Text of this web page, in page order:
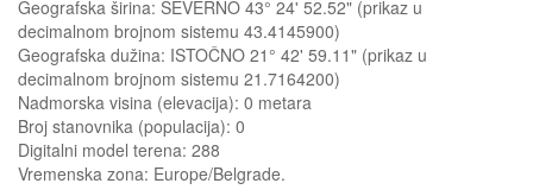
Geografska širina: SEVERNO 43° 24' 52.52" (prikaz u
decimalnom brojnom sistemu 43.4145900)
Geografska dužina: ISTOČNO 21° 42' 59.11" (prikaz u
decimalnom brojnom sistemu 21.7164200)
Nadmorska visina (elevacija): 0 metara
Broj stanovnika (populacija): 0
Digitalni model terena: 288
Vremenska zona: Europe/Belgrade.